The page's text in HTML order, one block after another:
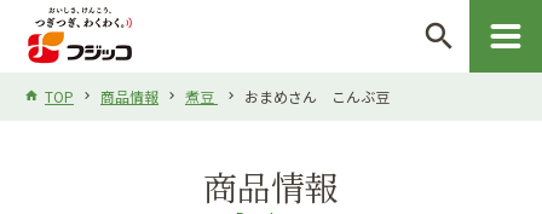
search
TOP 商品情報 煮豆 おまめさん こんぶ豆
商品情報